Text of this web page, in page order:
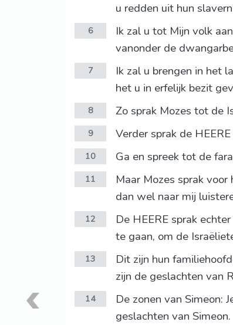
u redden uit hun
6
Ik zal u tot Mijn volk
vanonder de
7
Ik zal u brengen in het
het u in erfelijk bezit
8 Zo sprak Mozes tot de
9 Verder sprak de
10 Ga en spreek tot de
11
Maar Mozes sprak
dan wel naar mij
12
De HEERE sprak
te gaan, om de
13
Dit zijn hun
zijn de geslachten van
14
De zonen van Simeon:
geslachten van Simeon.